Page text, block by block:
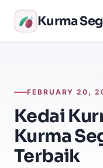
Kurma
FEBRUARY 20,
Kedai
Kurma
Terbaik